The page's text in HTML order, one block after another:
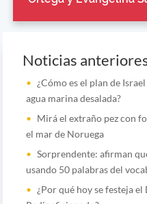
Noticias
¿Cómo es el plan de
agua marina desalada?
Mirá el extraño pez con
el mar de Noruega
Sorprendente: afirman
usando 50 palabras del
¿Por qué hoy se festeja